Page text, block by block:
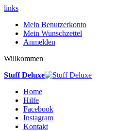
links
Mein Benutzerkonto
Mein Wunschzettel
Anmelden
Willkommen
Stuff Deluxe
Home
Hilfe
Facebook
Instagram
Kontakt